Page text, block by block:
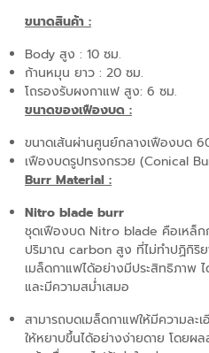
ขนาดสินค้า :
Body สูง : 10 ซม.
ก้านหมุน ยาว : 20 ซม.
โถรองรับผงกาแฟ สูง: 6 ซม.
ขนาดของเฟืองบด :
ขนาดเส้นผ่านศูนย์กลางเฟืองบด
เฟืองบดรูปทรงกรวย (Conical
Burr Material :
Nitro blade burr
ชุดเฟืองบด Nitro blade คือเหล็
ปริมาณ carbon สูง ที่ไม่ทำปฏิกิริย
เมล็ดกาแฟได้อย่างมีประสิทธิภาพ
และมีความสม่ำเสมอ
สามารถบดเมล็ดกาแฟให้มีความละ
ให้หยาบขึ้นได้อย่างง่ายดาย โดย